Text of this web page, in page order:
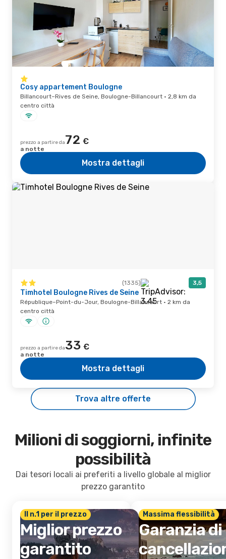
Cosy appartement Boulogne
Billancourt–Rives de Seine, Boulogne-Billancourt · 2,8 km da
centro città
prezzo a partire da72 €
a notte
Mostra dettagli
(1335) 3,5
Timhotel Boulogne Rives de Seine
République–Point-du-Jour, Boulogne-Billancourt · 2 km da
centro città
prezzo a partire da33 €
a notte
Mostra dettagli
Trova altre offerte
Milioni di soggiorni, infinite
possibilità
Dai tesori locali ai preferiti a livello globale al miglior
prezzo garantito
Il n.1 per il prezzo
Miglior prezzo
garantito
Massima flessibilità
Garanzia di